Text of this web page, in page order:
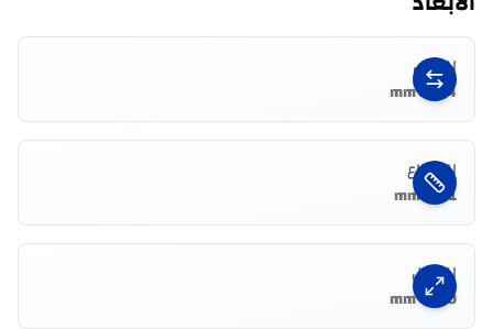
العرض
1844 mm
الارتفاع
1661 mm
الطول
4650 mm